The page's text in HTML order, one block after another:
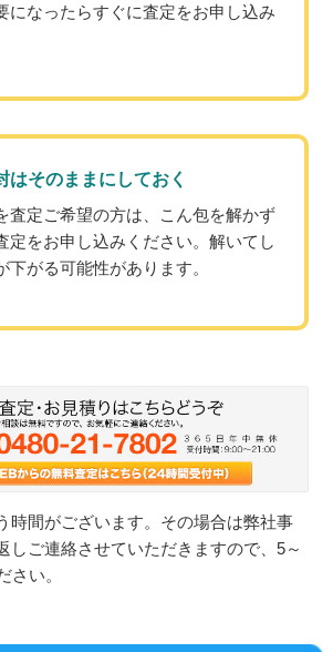
になったらすぐに査定をお申し込み
はそのままにしておく
査定ご希望の方は、こん包を解かず
定をお申し込みください。解いてし
下がる可能性があります。
時間がございます。その場合は弊社事
しご連絡させていただきますので、5～
さい。